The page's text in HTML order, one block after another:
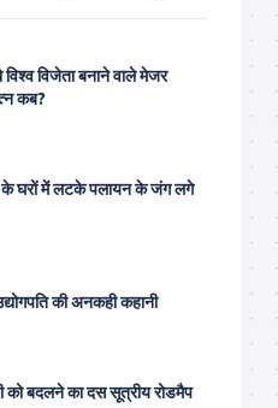
विश्व विजेता बनाने वाले मेजर
कब?
घरों में लटके पलायन के जंग लगे
की अनकही कहानी
को बदलने का दस सूत्रीय रोडमैप